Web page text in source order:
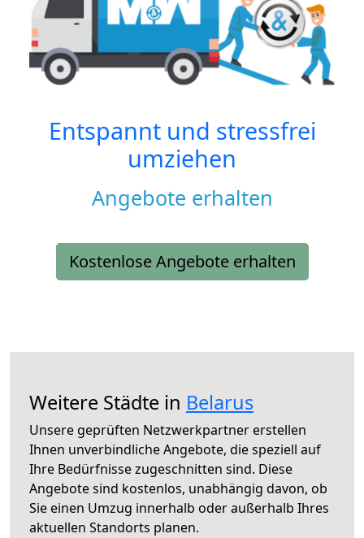
Entspannt und stressfrei
umziehen
Angebote erhalten
Kostenlose Angebote erhalten
Weitere Städte in Belarus
Unsere geprüften Netzwerkpartner erstellen
Ihnen unverbindliche Angebote, die speziell auf
Ihre Bedürfnisse zugeschnitten sind. Diese
Angebote sind kostenlos, unabhängig davon, ob
Sie einen Umzug innerhalb oder außerhalb Ihres
aktuellen Standorts planen.